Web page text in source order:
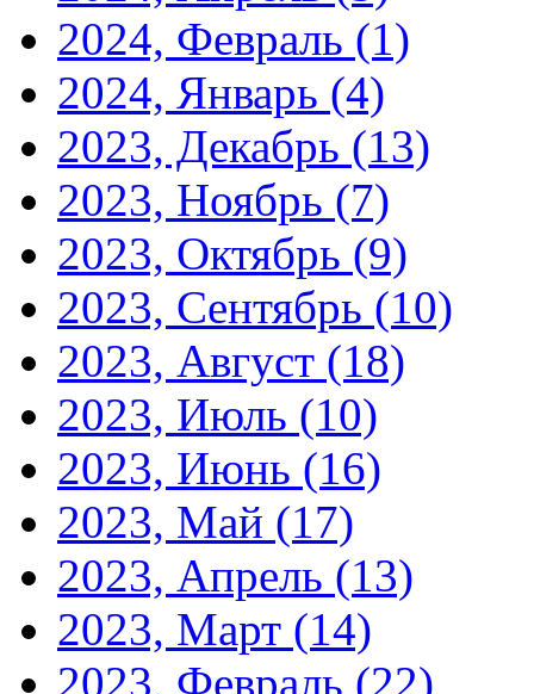
2024, Февраль (1)
2024, Январь (4)
2023, Декабрь (13)
2023, Ноябрь (7)
2023, Октябрь (9)
2023, Сентябрь (10)
2023, Август (18)
2023, Июль (10)
2023, Июнь (16)
2023, Май (17)
2023, Апрель (13)
2023, Март (14)
2023, Февраль (22)